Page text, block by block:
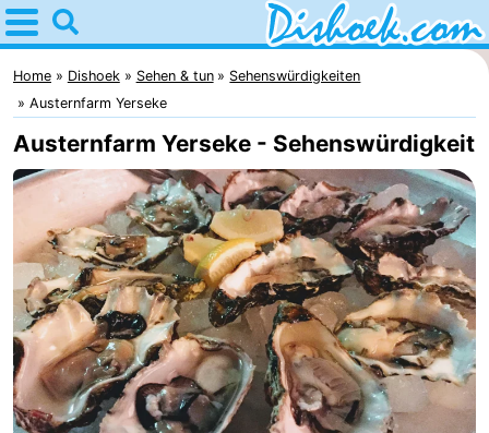
Home
Dishoek
Tipps
Für
kindern
Übernachten
Appartements
-
Duinhof
Klein
-
Martina
-
Home Dishoek Sehen & tun
Sehenswürdigkeiten
Austernfarm Yerseke
Austernfarm Yerseke - Sehenswürdigkeit